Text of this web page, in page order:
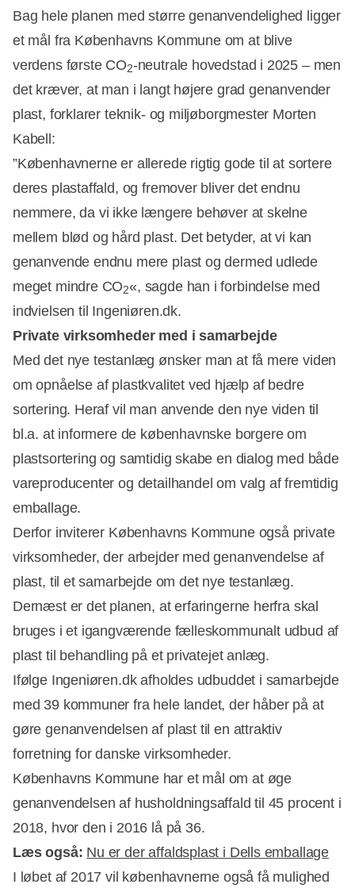
Bag hele planen med større genanvendelighed ligger
et mål fra Københavns Kommune om at blive
verdens første CO2-neutrale hovedstad i 2025 – men
det kræver, at man i langt højere grad genanvender
plast, forklarer teknik- og miljøborgmester Morten
Kabell:
”Københavnerne er allerede rigtig gode til at sortere
deres plastaffald, og fremover bliver det endnu
nemmere, da vi ikke længere behøver at skelne
mellem blød og hård plast. Det betyder, at vi kan
genanvende endnu mere plast og dermed udlede
meget mindre CO2«, sagde han i forbindelse med
indvielsen til Ingeniøren.dk.
Private virksomheder med i samarbejde
Med det nye testanlæg ønsker man at få mere viden
om opnåelse af plastkvalitet ved hjælp af bedre
sortering. Heraf vil man anvende den nye viden til
bl.a. at informere de københavnske borgere om
plastsortering og samtidig skabe en dialog med både
vareproducenter og detailhandel om valg af fremtidig
emballage.
Derfor inviterer Københavns Kommune også private
virksomheder, der arbejder med genanvendelse af
plast, til et samarbejde om det nye testanlæg.
Dernæst er det planen, at erfaringerne herfra skal
bruges i et igangværende fælleskommunalt udbud af
plast til behandling på et privatejet anlæg.
Ifølge Ingeniøren.dk afholdes udbuddet i samarbejde
med 39 kommuner fra hele landet, der håber på at
gøre genanvendelsen af plast til en attraktiv
forretning for danske virksomheder.
Københavns Kommune har et mål om at øge
genanvendelsen af husholdningsaffald til 45 procent i
2018, hvor den i 2016 lå på 36.
Læs også: Nu er der affaldsplast i Dells emballage
I løbet af 2017 vil københavnerne også få mulighed